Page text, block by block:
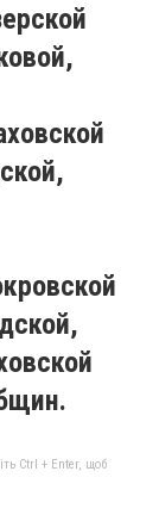
,
Ctrl + Enter, щоб